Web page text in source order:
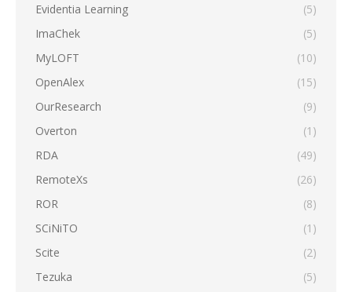
Evidentia Learning
(5)
ImaChek
(5)
MyLOFT
(10)
OpenAlex
(15)
OurResearch
(9)
Overton
(1)
RDA
(49)
RemoteXs
(26)
ROR
(8)
SCiNiTO
(1)
Scite
(2)
Tezuka
(5)